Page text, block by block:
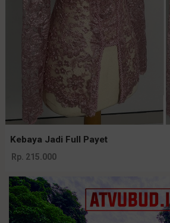
Kebaya Jadi Full Payet
Rp. 215.000